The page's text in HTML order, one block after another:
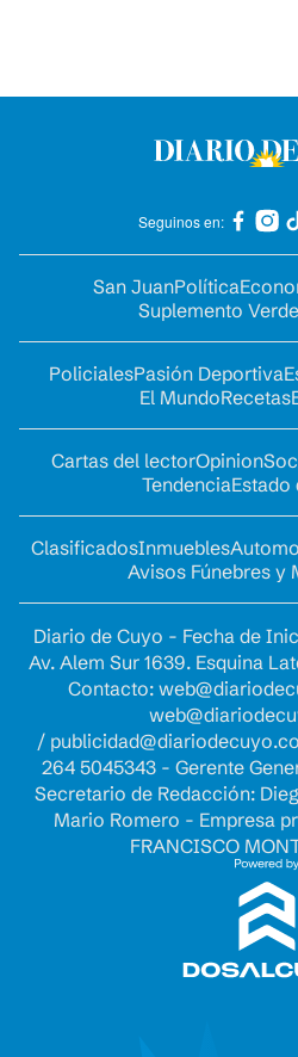
Seguinos en:
San JuanPolítica
Suplemento Verde
PolicialesPasión Deportiva
El MundoRecetas
Cartas del lectorOpinion
TendenciaEstado
ClasificadosInmuebles
Avisos Fúnebres y
Diario de Cuyo - Fecha de
Av. Alem Sur 1639. Esquina
Contacto:
/
264 5045343 - Gerente
Secretario de Redacción:
Mario Romero - Empresa
FRANCISCO